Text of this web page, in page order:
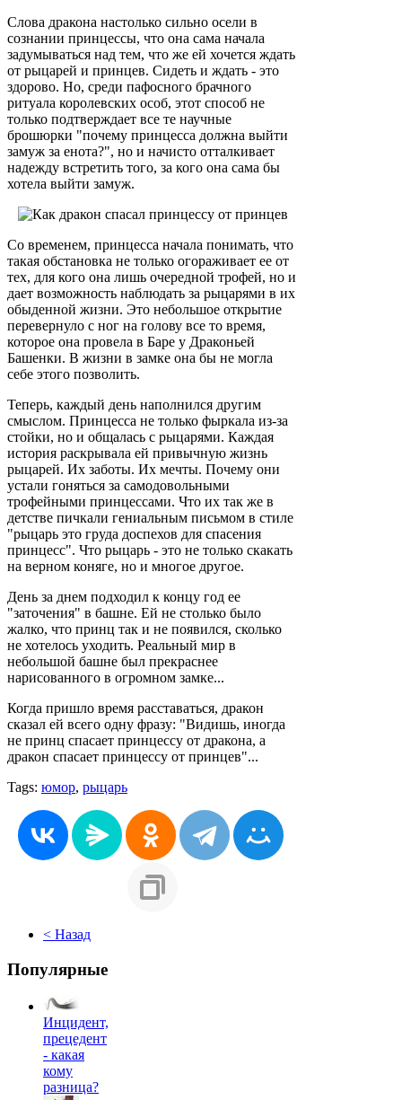
Слова дракона настолько сильно осели в
сознании принцессы, что она сама начала
задумываться над тем, что же ей хочется ждать
от рыцарей и принцев. Сидеть и ждать - это
здорово. Но, среди пафосного брачного
ритуала королевских особ, этот способ не
только подтверждает все те научные
брошюрки "почему принцесса должна выйти
замуж за енота?", но и начисто отталкивает
надежду встретить того, за кого она сама бы
хотела выйти замуж.
Со временем, принцесса начала понимать, что
такая обстановка не только огораживает ее от
тех, для кого она лишь очередной трофей, но и
дает возможность наблюдать за рыцарями в их
обыденной жизни. Это небольшое открытие
перевернуло с ног на голову все то время,
которое она провела в Баре у Драконьей
Башенки. В жизни в замке она бы не могла
себе этого позволить.
Теперь, каждый день наполнился другим
смыслом. Принцесса не только фыркала из-за
стойки, но и общалась с рыцарями. Каждая
история раскрывала ей привычную жизнь
рыцарей. Их заботы. Их мечты. Почему они
устали гоняться за самодовольными
трофейными принцессами. Что их так же в
детстве пичкали гениальным письмом в стиле
"рыцарь это груда доспехов для спасения
принцесс". Что рыцарь - это не только скакать
на верном коняге, но и многое другое.
День за днем подходил к концу год ее
"заточения" в башне. Ей не столько было
жалко, что принц так и не появился, сколько
не хотелось уходить. Реальный мир в
небольшой башне был прекраснее
нарисованного в огромном замке...
Когда пришло время расставаться, дракон
сказал ей всего одну фразу: "Видишь, иногда
не принц спасает принцессу от дракона, а
дракон спасает принцессу от принцев"...
Tags: юмор, рыцарь
< Назад
Популярные
Инцидент,
прецедент
- какая
кому
разница?